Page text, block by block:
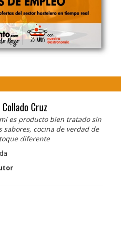
Cruz
es producto bien tratado sin
sabores, cocina de verdad de
diferente